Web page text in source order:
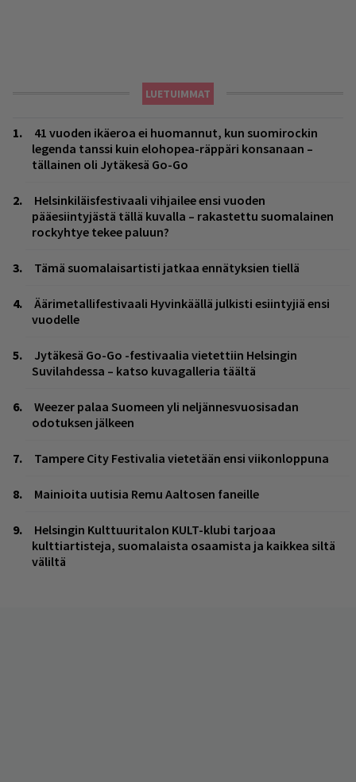
LUETUIMMAT
41 vuoden ikäeroa ei huomannut, kun suomirockin
legenda tanssi kuin elohopea-räppäri konsanaan –
tällainen oli Jytäkesä Go-Go
Helsinkiläisfestivaali vihjailee ensi vuoden
pääesiintyjästä tällä kuvalla – rakastettu suomalainen
rockyhtye tekee paluun?
Tämä suomalaisartisti jatkaa ennätyksien tiellä
Äärimetallifestivaali Hyvinkäällä julkisti esiintyjiä ensi
vuodelle
Jytäkesä Go-Go -festivaalia vietettiin Helsingin
Suvilahdessa – katso kuvagalleria täältä
Weezer palaa Suomeen yli neljännesvuosisadan
odotuksen jälkeen
Tampere City Festivalia vietetään ensi viikonloppuna
Mainioita uutisia Remu Aaltosen faneille
Helsingin Kulttuuritalon KULT-klubi tarjoaa
kulttiartisteja, suomalaista osaamista ja kaikkea siltä
väliltä